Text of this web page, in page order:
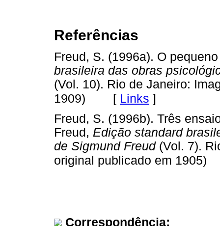
Referências
Freud, S. (1996a). O
brasileira das obras
(Vol. 10). Rio de Janeiro:
1909) [ Links ]
Freud, S. (1996b). Três
Freud, Edição standard
de Sigmund Freud(Vol. 7).
original publicado em 1905)
Correspondência: